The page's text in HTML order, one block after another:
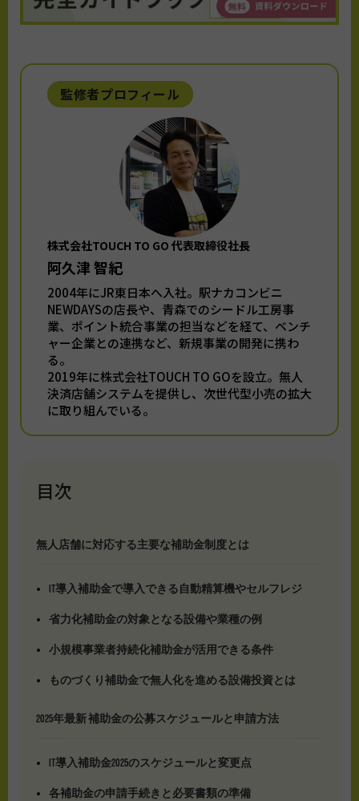
監修者プロフィール
株式会社TOUCH TO GO 代表取締役社長
阿久津 智紀
2004年にJR東日本へ入社。駅ナカコンビニ
NEWDAYSの店長や、青森でのシードル工房事
業、ポイント統合事業の担当などを経て、ベンチ
ャー企業との連携など、新規事業の開発に携わ
る。
2019年に株式会社TOUCH TO GOを設立。無人
決済店舗システムを提供し、次世代型小売の拡大
に取り組んでいる。
目次
無人店舗に対応する主要な補助金制度とは
IT導入補助金で導入できる自動精算機やセルフレジ
省力化補助金の対象となる設備や業種の例
小規模事業者持続化補助金が活用できる条件
ものづくり補助金で無人化を進める設備投資とは
2025年最新 補助金の公募スケジュールと申請方法
IT導入補助金2025のスケジュールと変更点
各補助金の申請手続きと必要書類の準備